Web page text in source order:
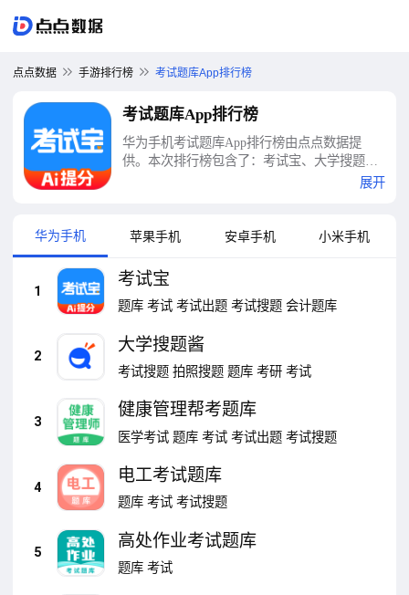
点点数据 手游排行榜 考试题库App排行榜
考试题库App排行榜
华为手机考试题库App排行榜由点点数据提
供。本次排行榜包含了：考试宝、大学搜题
酱、健康管理帮考题库、电工考试题库、高处
考试题库App排行榜
展开
华为手机 苹果手机 安卓手机 小米手机
1
考试宝
题库 考试 考试出题 考试搜题 会计题库
2
大学搜题酱
考试搜题 拍照搜题 题库 考研 考试
3
健康管理帮考题库
医学考试 题库 考试 考试出题 考试搜题
4
电工考试题库
题库 考试 考试搜题
5
高处作业考试题库
题库 考试